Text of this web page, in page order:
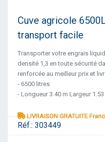
Réf.: 303449
Cuve agricole
transport facile
Transporter votre engrais
densité 1,3 en toute sécurité
renforcée au meilleur prix et
- 6500 litres
- Longueur 3.40 m Largeur
LIVRAISON GRATUITE